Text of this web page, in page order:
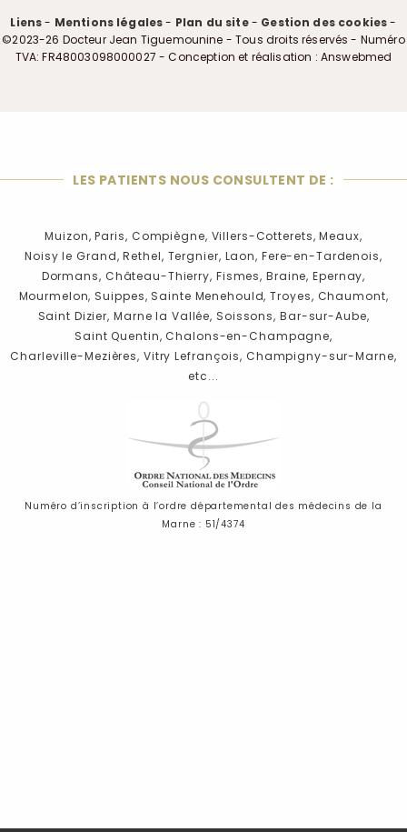
Liens- Mentions légales- Plan du site- Gestion des cookies-
©2023-26 Docteur Jean Tiguemounine - Tous droits réservés - Numéro
TVA: FR48003098000027 - Conception et réalisation : Answebmed
LES PATIENTS NOUS CONSULTENT DE :
Muizon, Paris, Compiègne, Villers-Cotterets, Meaux,
Noisy le Grand, Rethel, Tergnier, Laon, Fere-en-Tardenois,
Dormans, Château-Thierry, Fismes, Braine, Epernay,
Mourmelon, Suippes, Sainte Menehould, Troyes, Chaumont,
Saint Dizier, Marne la Vallée, Soissons, Bar-sur-Aube,
Saint Quentin, Chalons-en-Champagne,
Charleville-Mezières, Vitry Lefrançois, Champigny-sur-Marne,
etc...
Numéro d’inscription à l’ordre départemental des médecins de la
Marne : 51/4374